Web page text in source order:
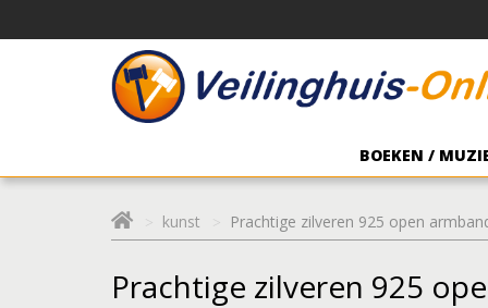
BOEKEN /
kunst Prachtige zilveren 925 open
Prachtige zilveren 925